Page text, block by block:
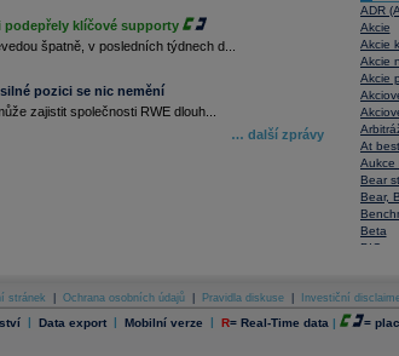
klíčové supporty
špatně, v posledních týdnech d...
pozici se nic nemění
zajistit společnosti RWE dlouh...
… další zprávy
ADR
Akcie
Akcie
Akcie
Akcie
At
Aukce
Bear
Bear,
Beta
BIC
Bonita
Book
Book
stránek Ochrana osobních údajů Pravidla diskuse Investiční
| Data export | Mobilní verze | R= Real-Time data | =